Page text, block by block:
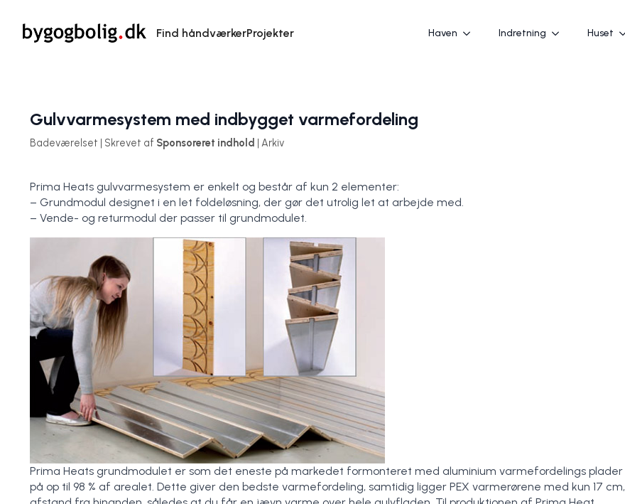
Find håndværkerProjekter Haven Indretning Huset
Gulvvarmesystem med indbygget varmefordeling
Badeværelset | Skrevet af Sponsoreret indhold | Arkiv
Prima Heats gulvvarmesystem er enkelt og består af kun 2 elementer:
– Grundmodul designet i en let foldeløsning, der gør det utrolig let at arbejde med.
– Vende- og returmodul der passer til grundmodulet.
Prima Heats grundmodulet er som det eneste på markedet formonteret med aluminium varmefordelings plader
på op til 98 % af arealet. Dette giver den bedste varmefordeling, samtidig ligger PEX varmerørene med kun 17 cm,